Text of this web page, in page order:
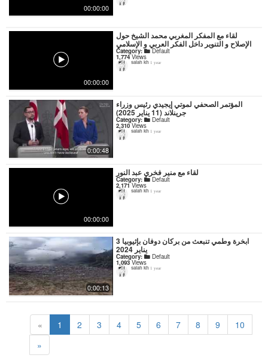
00:00:00
00:00:00
لقاء مع المفكر المغربي محمد الشيخ حول
الإصلاح و التنوير داخل الفكر العربي و الإسلامي
Category: Default
1,774Views
salah kh 1 year
0:00:48
المؤتمر الصحفي لموتي إيجيدي رئيس وزراء
جرينلاند (11 يناير 2025)
Category: Default
2,310Views
salah kh 1 year
00:00:00
لقاء مع منير فخري عبد النور
Category: Default
2,171Views
salah kh 1 year
0:00:13
ابخرة وطمي تنبعث من بركان دوفان بإثيوبيا 3
يناير 2024
Category: Default
1,093Views
salah kh 1 year
« 1 2 3 4 5 6 7 8 9
10
»